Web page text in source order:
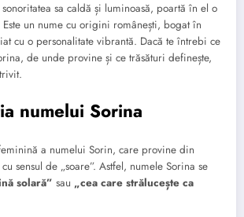
sa caldă și luminoasă, poartă în el o
Este un nume cu origini românești, bogat în
cu o personalitate vibrantă. Dacă te întrebi ce
de unde provine și ce trăsături definește,
numelui Sorina
a numelui Sorin, care provine din
sensul de „soare”. Astfel, numele Sorina se
solară” sau „cea care strălucește ca